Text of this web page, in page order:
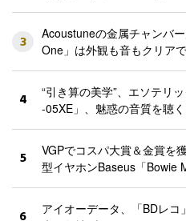
3
Acoustuneの金属チャンバ
One」は外観も音もクリア
4
“引き算の美学”、エソテリ
-05XE」、魅惑の音質を聴く
5
VGPでコスパ大賞＆金賞を
型イヤホンBaseus「Bowie
6
アイオーデータ、「BDレ